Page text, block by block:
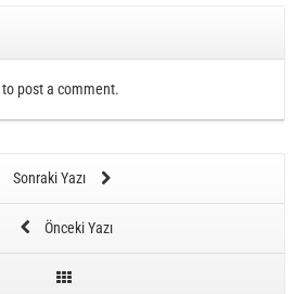
to post a comment.
Sonraki Yazı
Önceki Yazı